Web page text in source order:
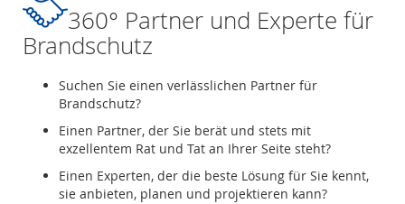
360° Partner und Experte für
Brandschutz
Suchen Sie einen verlässlichen Partner für
Brandschutz?
Einen Partner, der Sie berät und stets mit
exzellentem Rat und Tat an Ihrer Seite steht?
Einen Experten, der die beste Lösung für Sie kennt,
sie anbieten, planen und projektieren kann?